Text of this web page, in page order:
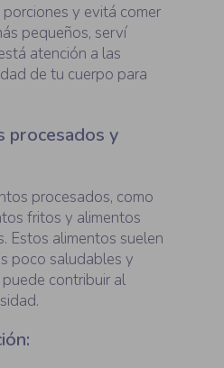
y evitá comer
pequeños, serví
atención a las
de tu cuerpo para
procesados y
procesados, como
fritos y alimentos
Estos alimentos suelen
poco saludables y
contribuir al